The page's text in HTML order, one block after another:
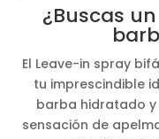
¿Buscas
El Leave-in spray
tu imprescindible
barba hidratado y
sensación de